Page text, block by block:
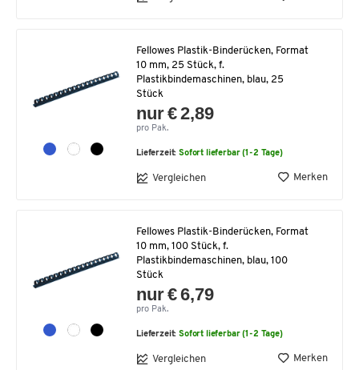
Fellowes Plastik-Binderücken, Format
10 mm, 25 Stück, f.
Plastikbindemaschinen, blau, 25
Stück
nur € 2,89
pro Pak.
Lieferzeit:Sofort lieferbar (1-2 Tage)
Vergleichen Merken
Fellowes Plastik-Binderücken, Format
10 mm, 100 Stück, f.
Plastikbindemaschinen, blau, 100
Stück
nur € 6,79
pro Pak.
Lieferzeit:Sofort lieferbar (1-2 Tage)
Vergleichen Merken